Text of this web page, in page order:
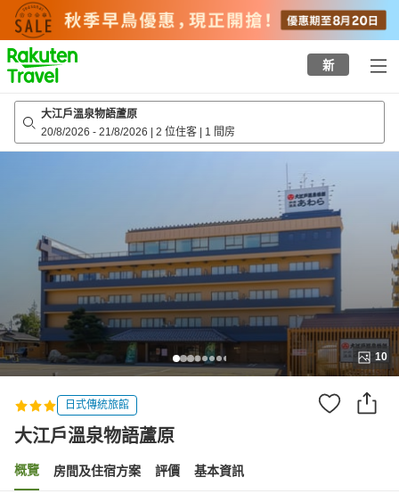
to
top
page
新
大江戶溫泉物語蘆原
20/8/2026 - 21/8/2026 | 2 位住客 | 1 間房
10
日式傳統旅館
大江戶溫泉物語蘆原
概覽 房間及住宿方案 評價 基本資訊